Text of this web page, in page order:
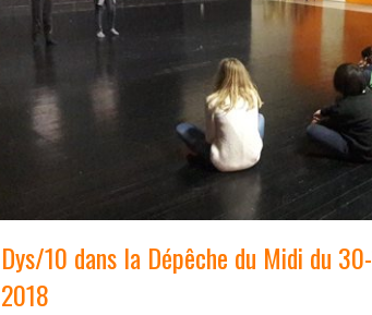
Dys/10 dans la Dépêche du Midi du
2018